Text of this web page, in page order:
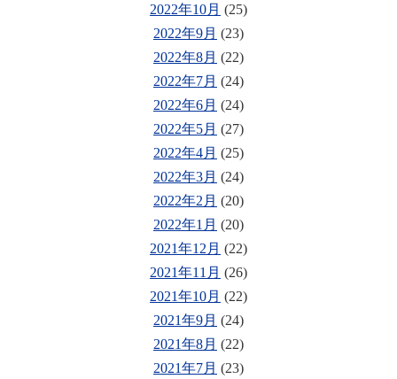
2022年10月 (25)
2022年9月 (23)
2022年8月 (22)
2022年7月 (24)
2022年6月 (24)
2022年5月 (27)
2022年4月 (25)
2022年3月 (24)
2022年2月 (20)
2022年1月 (20)
2021年12月 (22)
2021年11月 (26)
2021年10月 (22)
2021年9月 (24)
2021年8月 (22)
2021年7月 (23)